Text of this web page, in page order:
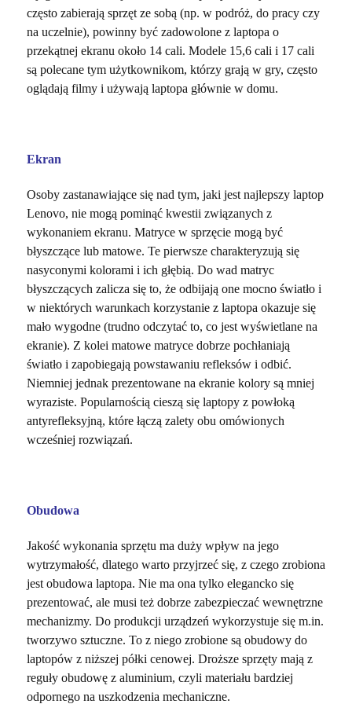
często zabierają sprzęt ze sobą (np. w podróż, do pracy czy
na uczelnie), powinny być zadowolone z laptopa o
przekątnej ekranu około 14 cali. Modele 15,6 cali i 17 cali
są polecane tym użytkownikom, którzy grają w gry, często
oglądają filmy i używają laptopa głównie w domu.
Ekran
Osoby zastanawiające się nad tym, jaki jest najlepszy laptop
Lenovo, nie mogą pominąć kwestii związanych z
wykonaniem ekranu. Matryce w sprzęcie mogą być
błyszczące lub matowe. Te pierwsze charakteryzują się
nasyconymi kolorami i ich głębią. Do wad matryc
błyszczących zalicza się to, że odbijają one mocno światło i
w niektórych warunkach korzystanie z laptopa okazuje się
mało wygodne (trudno odczytać to, co jest wyświetlane na
ekranie). Z kolei matowe matryce dobrze pochłaniają
światło i zapobiegają powstawaniu refleksów i odbić.
Niemniej jednak prezentowane na ekranie kolory są mniej
wyraziste. Popularnością cieszą się laptopy z powłoką
antyrefleksyjną, które łączą zalety obu omówionych
wcześniej rozwiązań.
Obudowa
Jakość wykonania sprzętu ma duży wpływ na jego
wytrzymałość, dlatego warto przyjrzeć się, z czego zrobiona
jest obudowa laptopa. Nie ma ona tylko elegancko się
prezentować, ale musi też dobrze zabezpieczać wewnętrzne
mechanizmy. Do produkcji urządzeń wykorzystuje się m.in.
tworzywo sztuczne. To z niego zrobione są obudowy do
laptopów z niższej półki cenowej. Droższe sprzęty mają z
reguły obudowę z aluminium, czyli materiału bardziej
odpornego na uszkodzenia mechaniczne.